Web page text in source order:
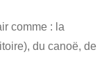
comme : la
du canoë, de